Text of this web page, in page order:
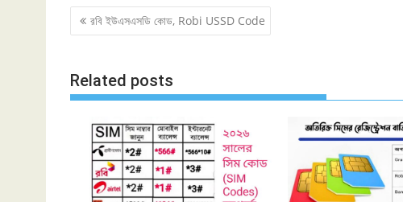
Post
navigation
রবি ইউএসএসডি কোড, Robi USSD Code
Related posts